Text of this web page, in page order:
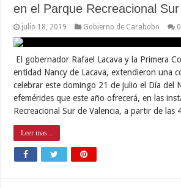
en el Parque Recreacional Sur
julio 18, 2019 Gobierno de Carabobo 0
El gobernador Rafael Lacava y la Primera
entidad Nancy de Lacava, extendieron una
celebrar este domingo 21 de julio el Día del
efemérides que este año ofrecerá, en las
Recreacional Sur de Valencia, a partir de las
Leer mas...